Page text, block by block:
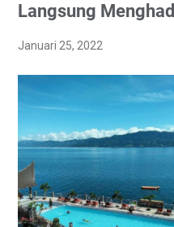
Langsung
Januari 25, 2022